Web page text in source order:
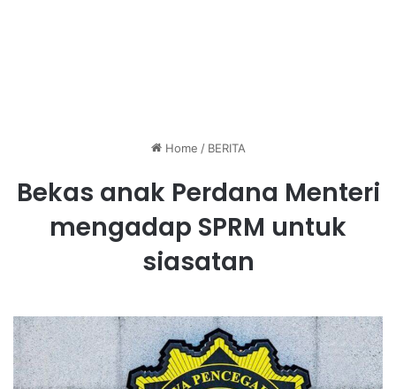
Home / BERITA
Bekas anak Perdana Menteri
mengadap SPRM untuk
siasatan